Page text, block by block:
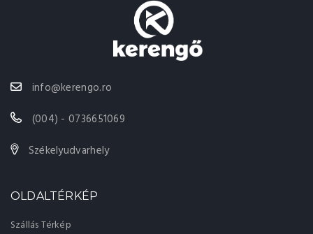
info@kerengo.ro
(004) - 0736651069
Székelyudvarhely
OLDALTÉRKÉP
Szállás Térkép